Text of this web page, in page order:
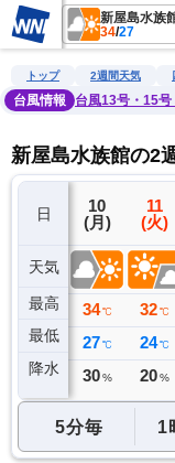
新屋島水族
34/27
雨雲レーダー 台風情
トップ 2週間天気
台風情報
台風13号・15
新屋島水族館の2
日
天気
最高
最低
降水
9
(日)
33 ℃
26 ℃
0 ミリ
10
(月)
34 ℃
27 ℃
30 %
11
(火)
32 ℃
24 ℃
20 %
5分毎 1